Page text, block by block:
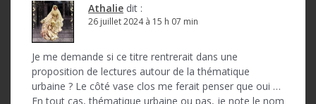
Athalie dit :
26 juillet 2024 à 15 h 07 min
Je me demande si ce titre rentrerait dans une
proposition de lectures autour de la thématique
urbaine ? Le côté vase clos me ferait penser que oui …
En tout cas, thématique urbaine ou pas, je note le nom